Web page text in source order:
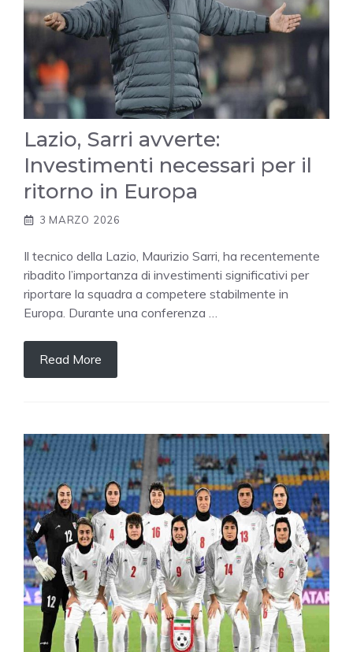
Lazio, Sarri avverte:
Investimenti necessari per il
ritorno in Europa
3 MARZO 2026
Il tecnico della Lazio, Maurizio Sarri, ha recentemente
ribadito l’importanza di investimenti significativi per
riportare la squadra a competere stabilmente in
Europa. Durante una conferenza …
Read More